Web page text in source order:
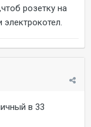
розетку на
в 33